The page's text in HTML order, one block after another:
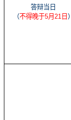
答辩当日
（不得晚于5月 21日 ）